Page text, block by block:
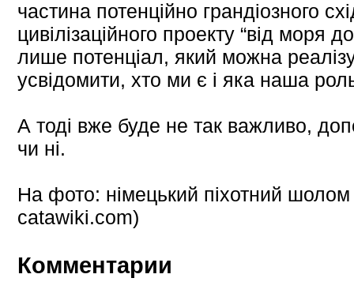
частина потенційно грандіозного
цивілізаційного проекту “від
лише потенціал, який можна
усвідомити, хто ми є і яка наша роль
А тоді вже буде не так важливо,
чи ні.
На фото: німецький піхотний
catawiki.com)
Комментарии